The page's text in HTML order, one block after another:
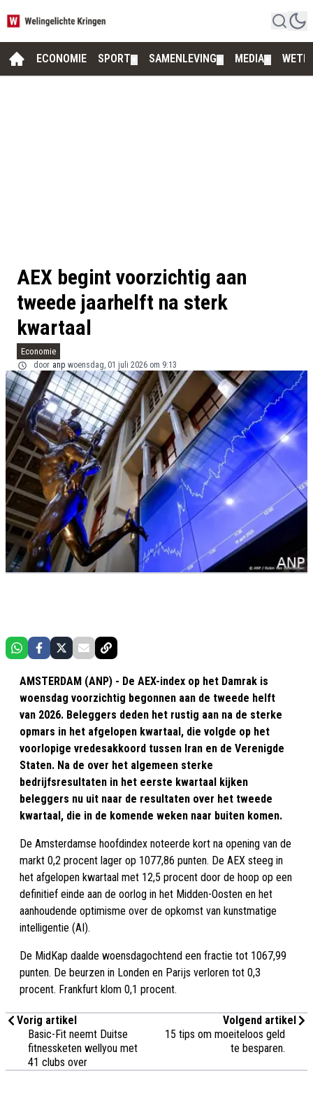
ECONOMIE SPORT SAMENLEVING MEDIA
AEX begint voorzichtig aan
tweede jaarhelft na sterk
kwartaal
Economie
door anp woensdag, 01 juli 2026 om 9:13
AMSTERDAM (ANP) - De AEX-index op het Damrak is
woensdag voorzichtig begonnen aan de tweede helft
van 2026. Beleggers deden het rustig aan na de sterke
opmars in het afgelopen kwartaal, die volgde op het
voorlopige vredesakkoord tussen Iran en de Verenigde
Staten. Na de over het algemeen sterke
bedrijfsresultaten in het eerste kwartaal kijken
beleggers nu uit naar de resultaten over het tweede
kwartaal, die in de komende weken naar buiten komen.
De Amsterdamse hoofdindex noteerde kort na opening van de
markt 0,2 procent lager op 1077,86 punten. De AEX steeg in
het afgelopen kwartaal met 12,5 procent door de hoop op een
definitief einde aan de oorlog in het Midden-Oosten en het
aanhoudende optimisme over de opkomst van kunstmatige
intelligentie (AI).
De MidKap daalde woensdagochtend een fractie tot 1067,99
punten. De beurzen in Londen en Parijs verloren tot 0,3
procent. Frankfurt klom 0,1 procent.
Vorig artikel
Basic-Fit neemt Duitse
fitnessketen wellyou met
41 clubs over
Volgend artikel
15 tips om moeiteloos geld
te besparen.